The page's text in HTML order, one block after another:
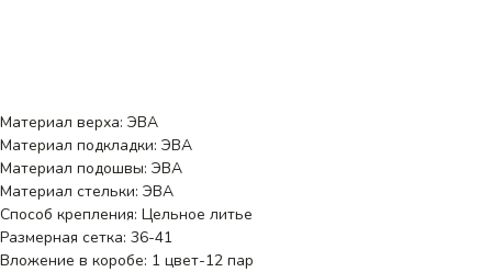
Материал верха: ЭВА
Материал подкладки: ЭВА
Материал подошвы: ЭВА
Материал стельки: ЭВА
Способ крепления: Цельное литье
Размерная сетка: 36-41
Вложение в коробе: 1 цвет-12 пар